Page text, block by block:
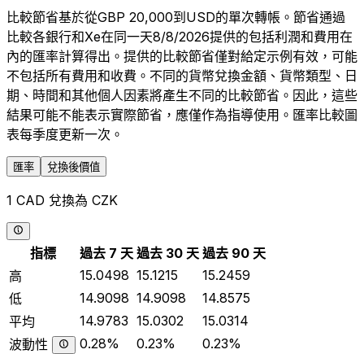
比較節省基於從GBP 20,000到USD的單次轉帳。節省通過
比較各銀行和Xe在同一天8/8/2026提供的包括利潤和費用在
內的匯率計算得出。提供的比較節省僅對給定示例有效，可能
不包括所有費用和收費。不同的貨幣兌換金額、貨幣類型、日
期、時間和其他個人因素將產生不同的比較節省。因此，這些
結果可能不能表示實際節省，應僅作為指導使用。匯率比較圖
表每季度更新一次。
匯率 兌換後價值
1 CAD 兌換為 CZK
指標 過去 7 天 過去 30 天 過去 90 天
高
15.0498 15.1215
15.2459
低
14.9098 14.9098
14.8575
平均
14.9783 15.0302
15.0314
波動性
0.28% 0.23% 0.23%